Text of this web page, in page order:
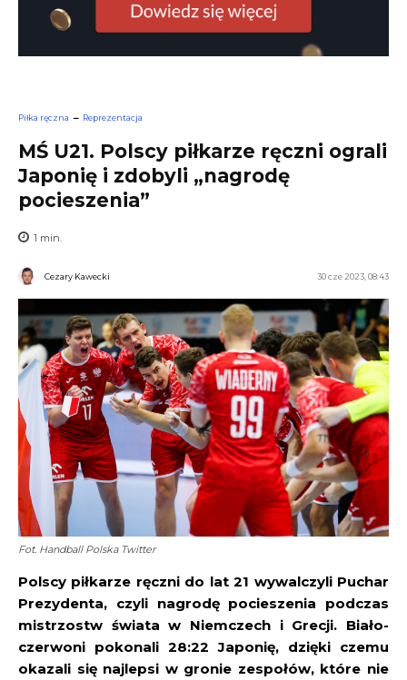
Piłka ręczna Reprezentacja
MŚ U21. Polscy piłkarze ręczni ograli
Japonię i zdobyli „nagrodę
pocieszenia”
1 min.
Cezary Kawecki 30 cze 2023, 08:43
Fot. Handball Polska Twitter
Polscy piłkarze ręczni do lat 21 wywalczyli Puchar
Prezydenta, czyli nagrodę pocieszenia podczas
mistrzostw świata w Niemczech i Grecji. Biało-
czerwoni pokonali 28:22 Japonię, dzięki czemu
okazali się najlepsi w gronie zespołów, które nie